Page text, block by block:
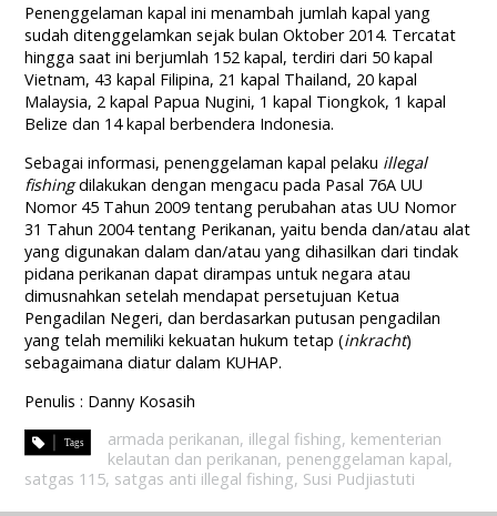
Penenggelaman kapal ini menambah jumlah kapal yang
sudah ditenggelamkan sejak bulan Oktober 2014. Tercatat
hingga saat ini berjumlah 152 kapal, terdiri dari 50 kapal
Vietnam, 43 kapal Filipina, 21 kapal Thailand, 20 kapal
Malaysia, 2 kapal Papua Nugini, 1 kapal Tiongkok, 1 kapal
Belize dan 14 kapal berbendera Indonesia.
Sebagai informasi, penenggelaman kapal pelaku illegal
fishingdilakukan dengan mengacu pada Pasal 76A UU
Nomor 45 Tahun 2009 tentang perubahan atas UU Nomor
31 Tahun 2004 tentang Perikanan, yaitu benda dan/atau alat
yang digunakan dalam dan/atau yang dihasilkan dari tindak
pidana perikanan dapat dirampas untuk negara atau
dimusnahkan setelah mendapat persetujuan Ketua
Pengadilan Negeri, dan berdasarkan putusan pengadilan
yang telah memiliki kekuatan hukum tetap (inkracht)
sebagaimana diatur dalam KUHAP.
Penulis : Danny Kosasih
armada perikanan, illegal fishing, kementerian
kelautan dan perikanan, penenggelaman kapal,
satgas 115, satgas anti illegal fishing, Susi Pudjiastuti